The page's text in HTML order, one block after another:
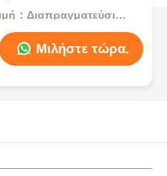
Τιμή：Διαπραγματεύσιμος
Μιλήστε τώρα.